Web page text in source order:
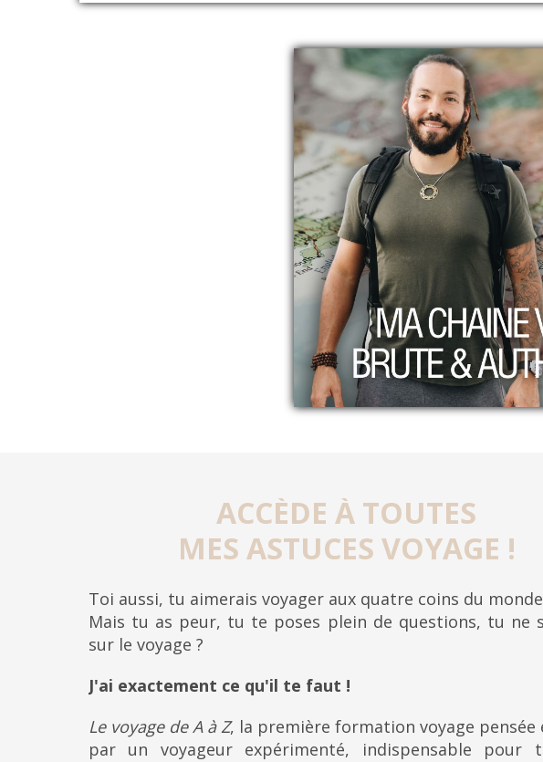
ACCÈDE À TOUTES
MES ASTUCES VOYAGE !
Toi aussi, tu aimerais voyager aux quatre coins du
Mais tu as peur, tu te poses plein de questions, tu ne
sur le voyage ?
J'ai exactement ce qu'il te faut !
Le voyage de A à Z, la première formation voyage pensée
par un voyageur expérimenté, indispensable pour